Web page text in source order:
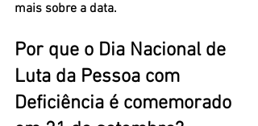
mais sobre a data.
Por que o Dia Nacional de
Luta da Pessoa com
Deficiência é comemorado